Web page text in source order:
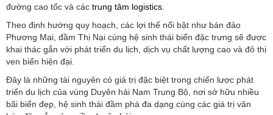
đường cao tốc và các trung tâm logistics
Theo định hướng quy hoạch, các lợi thế nổi bật như bán đảo
Phương Mai, đầm Thị Nại cùng hệ sinh thái biển đặc trưng sẽ được
khai thác gắn với phát triển du lịch, dịch vụ chất lượng cao và đô thị
ven biển hiện đại.
Đây là những tài nguyên có giá trị đặc biệt trong chiến lược phát
triển du lịch của vùng Duyên hải Nam Trung Bộ, nơi sở hữu nhiều
bãi biển đẹp, hệ sinh thái đầm phá đa dạng cùng các giá trị văn